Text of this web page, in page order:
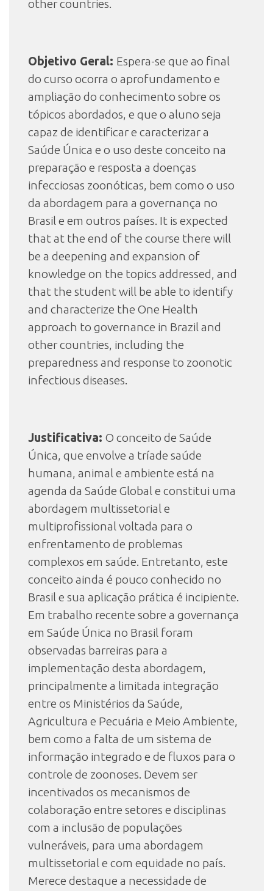
other countries.
Objetivo Geral: Espera-se que ao final
do curso ocorra o aprofundamento e
ampliação do conhecimento sobre os
tópicos abordados, e que o aluno seja
capaz de identificar e caracterizar a
Saúde Única e o uso deste conceito na
preparação e resposta a doenças
infecciosas zoonóticas, bem como o uso
da abordagem para a governança no
Brasil e em outros países. It is expected
that at the end of the course there will
be a deepening and expansion of
knowledge on the topics addressed, and
that the student will be able to identify
and characterize the One Health
approach to governance in Brazil and
other countries, including the
preparedness and response to zoonotic
infectious diseases.
Justificativa: O conceito de Saúde
Única, que envolve a tríade saúde
humana, animal e ambiente está na
agenda da Saúde Global e constitui uma
abordagem multissetorial e
multiprofissional voltada para o
enfrentamento de problemas
complexos em saúde. Entretanto, este
conceito ainda é pouco conhecido no
Brasil e sua aplicação prática é incipiente.
Em trabalho recente sobre a governança
em Saúde Única no Brasil foram
observadas barreiras para a
implementação desta abordagem,
principalmente a limitada integração
entre os Ministérios da Saúde,
Agricultura e Pecuária e Meio Ambiente,
bem como a falta de um sistema de
informação integrado e de fluxos para o
controle de zoonoses. Devem ser
incentivados os mecanismos de
colaboração entre setores e disciplinas
com a inclusão de populações
vulneráveis, para uma abordagem
multissetorial e com equidade no país.
Merece destaque a necessidade de